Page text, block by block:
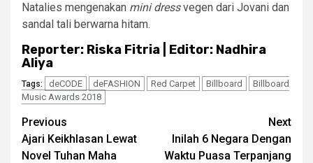
Natalies mengenakan mini dressvegen dari Jovani dan
sandal tali berwarna hitam.
Reporter: Riska Fitria | Editor: Nadhira
Aliya
Tags: deCODE deFASHION Red Carpet Billboard
Billboard
Music Awards 2018
Post
navigation
Previous
Ajari Keikhlasan Lewat
Novel Tuhan Maha
Next
Inilah 6 Negara Dengan
Waktu Puasa Terpanjang